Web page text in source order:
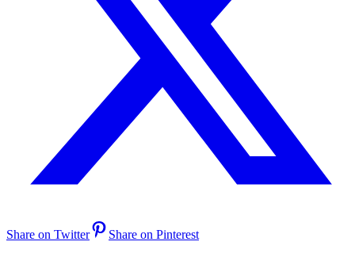
Share on Twitter Share on Pinterest